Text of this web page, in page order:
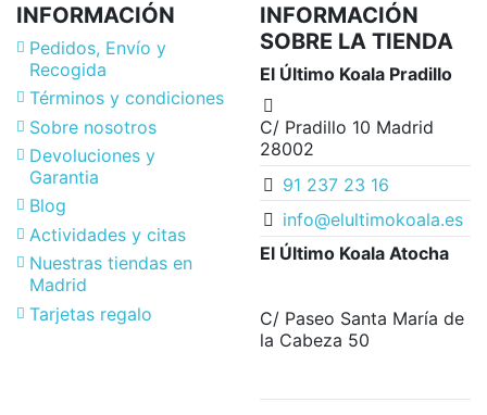
INFORMACIÓN
Pedidos, Envío y
Recogida
Términos y condiciones
Sobre nosotros
Devoluciones y
Garantia
Blog
Actividades y citas
Nuestras tiendas en
Madrid
Tarjetas regalo
INFORMACIÓN
SOBRE LA TIENDA
El Último Koala Pradillo
C/ Pradillo 10 Madrid
28002
91 237 23 16
info@elultimokoala.es
El Último Koala Atocha
C/ Paseo Santa María de
la Cabeza 50